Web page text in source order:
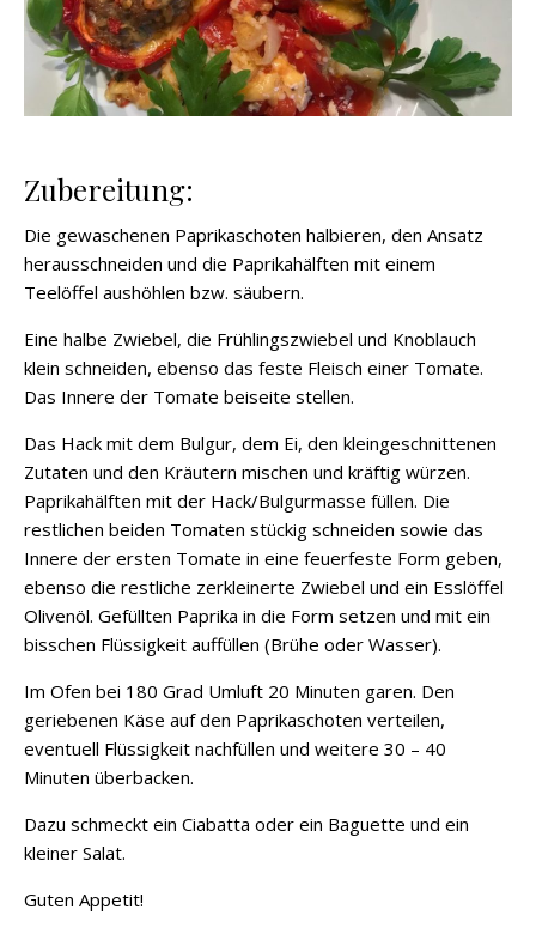
Zubereitung:
Die gewaschenen Paprikaschoten halbieren, den Ansatz
herausschneiden und die Paprikahälften mit einem
Teelöffel aushöhlen bzw. säubern.
Eine halbe Zwiebel, die Frühlingszwiebel und Knoblauch
klein schneiden, ebenso das feste Fleisch einer Tomate.
Das Innere der Tomate beiseite stellen.
Das Hack mit dem Bulgur, dem Ei, den kleingeschnittenen
Zutaten und den Kräutern mischen und kräftig würzen.
Paprikahälften mit der Hack/Bulgurmasse füllen. Die
restlichen beiden Tomaten stückig schneiden sowie das
Innere der ersten Tomate in eine feuerfeste Form geben,
ebenso die restliche zerkleinerte Zwiebel und ein Esslöffel
Olivenöl. Gefüllten Paprika in die Form setzen und mit ein
bisschen Flüssigkeit auffüllen (Brühe oder Wasser).
Im Ofen bei 180 Grad Umluft 20 Minuten garen. Den
geriebenen Käse auf den Paprikaschoten verteilen,
eventuell Flüssigkeit nachfüllen und weitere 30 – 40
Minuten überbacken.
Dazu schmeckt ein Ciabatta oder ein Baguette und ein
kleiner Salat.
Guten Appetit!